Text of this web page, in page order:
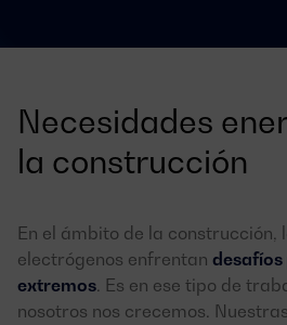
Necesidades
la construcción
En el ámbito de la construcción,
electrógenos enfrentan
extremos. Es en ese tipo de
nosotros nos crecemos.